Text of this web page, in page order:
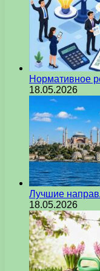
Нормативное
18.05.2026
Лучшие
18.05.2026